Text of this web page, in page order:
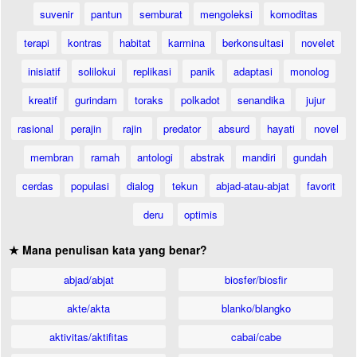
suvenir
pantun semburat mengoleksi
komoditas
terapi
kontras habitat karmina berkonsultasi
novelet
inisiatif
solilokui replikasi panik adaptasi
monolog
kreatif
gurindam toraks polkadot senandika
jujur
rasional
perajin rajin predator absurd hayati
novel
membran
ramah antologi abstrak mandiri
gundah
cerdas
populasi dialog tekun abjad-atau-abjat
favorit
deru
optimis
★ Mana penulisan kata yang benar?
abjad/abjat
akte/akta
aktivitas/aktifitas
biosfer/biosfir
blanko/blangko
cabai/cabe